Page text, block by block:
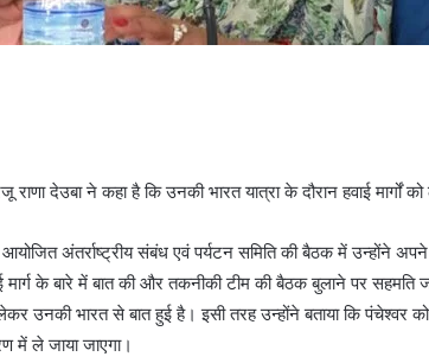
देउबा ने कहा है कि उनकी भारत यात्रा के दौरान हवाई मार्गों
अंतर्राष्ट्रीय संबंध एवं पर्यटन समिति की बैठक में उन्होंने
मार्ग के बारे में बात की और तकनीकी टीम की बैठक बुलाने पर सहमति
लेकर उनकी भारत से बात हुई है। इसी तरह उन्होंने बताया कि
में ले जाया जाएगा।